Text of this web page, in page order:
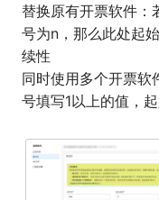
替换原有开票软件：
号为n，那么此处起
续性
同时使用多个开票软
号填写1以上的值，起